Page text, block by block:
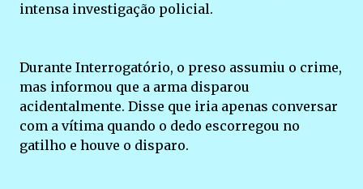
intensa investigação policial.
Durante Interrogatório, o preso assumiu o crime,
mas informou que a arma disparou
acidentalmente. Disse que iria apenas conversar
com a vítima quando o dedo escorregou no
gatilho e houve o disparo.